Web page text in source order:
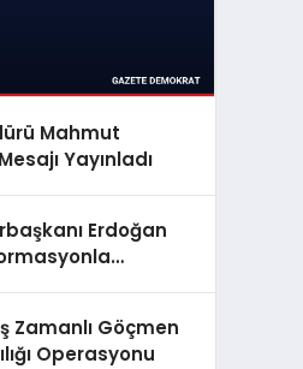
Mahmut
Yayınladı
Erdoğan
Zamanlı Göçmen
Operasyonu